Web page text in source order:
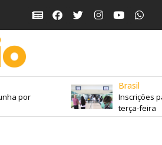
por
Brasil
Inscrições
terça-feira